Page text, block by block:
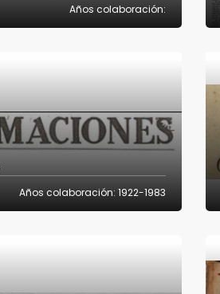
Años colaboración:
Años colaboración: 1922-1983